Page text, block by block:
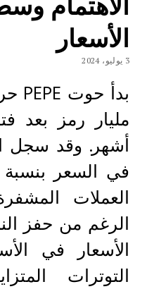
الأسعار
3 يوليو، 2024
أشهر. وقد سجل
العملات
الرغم من حفز
الأسعار في
التوترات